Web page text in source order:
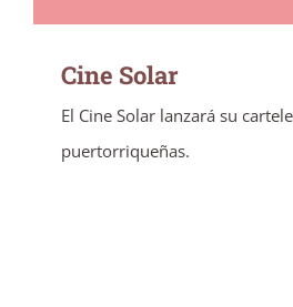
Cine Solar
El Cine Solar lanzará su
puertorriqueñas.